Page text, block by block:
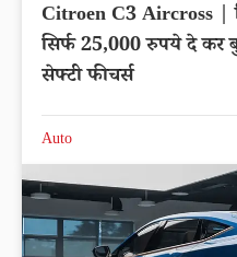
Citroen C3 Aircross |
सिर्फ 25,000 रुपये दे
सेफ्टी फीचर्स
Auto